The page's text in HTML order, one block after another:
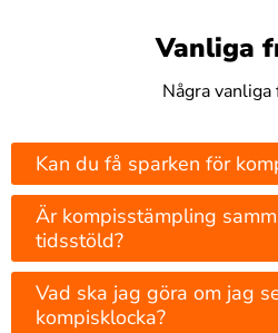
Vanliga
Några vanliga
Kan du få sparken för
Är kompisstämpling
tidsstöld?
Vad ska jag göra om jag
kompisklocka?